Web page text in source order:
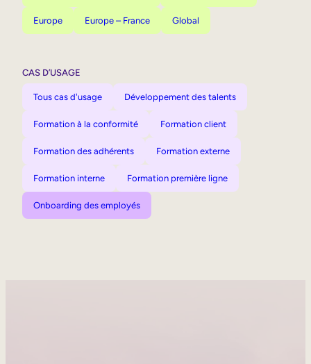
Europe Europe – France Global
CAS D’USAGE
Tous cas d'usage Développement des talents
Formation à la conformité Formation client
Formation des adhérents Formation externe
Formation interne Formation première ligne
Onboarding des employés